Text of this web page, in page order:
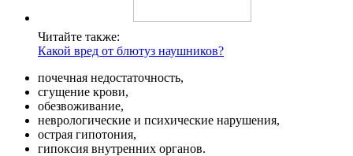
Читайте также:
Какой вред от блютуз наушников?
почечная недостаточность,
сгущение крови,
обезвоживание,
неврологические и психические нарушения,
острая гипотония,
гипоксия внутренних органов.